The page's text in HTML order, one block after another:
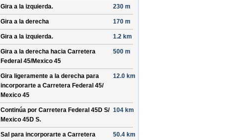
Gira a la izquierda. 230 m
Gira a la derecha 170 m
Gira a la izquierda. 1.2 km
Gira a la derecha hacia Carretera
Federal 45/Mexico 45
500 m
Gira ligeramente a la derecha para
incorporarte a Carretera Federal 45/
Mexico 45
12.0 km
Continúa por Carretera Federal 45D S/
Mexico 45D S.
104 km
Sal para incorporarte a Carretera
50.4 km